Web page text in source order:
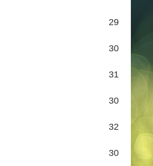
29
30
31
30
32
30